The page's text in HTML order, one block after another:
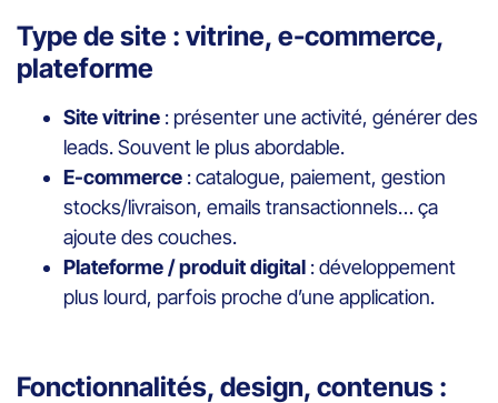
Type de site : vitrine, e-commerce,
plateforme
Site vitrine : présenter une activité, générer des
leads. Souvent le plus abordable.
E-commerce : catalogue, paiement, gestion
stocks/livraison, emails transactionnels… ça
ajoute des couches.
Plateforme / produit digital : développement
plus lourd, parfois proche d’une application.
Fonctionnalités, design, contenus :